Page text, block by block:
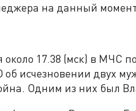
на данный
17.38 (мск) в МЧС
исчезновении двух
Одним из них был